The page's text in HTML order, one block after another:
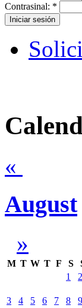
Contrasinal: *
«
August
»
M T W T F S
1
2
3 4 5 6 7 8 9